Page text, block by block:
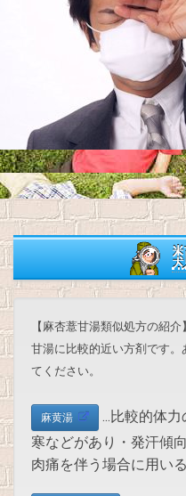
【麻杏薏甘湯類似処方の紹
甘湯に比較的近い方剤です
てください。
麻黄湯
…比較的体力
寒などがあり・発汗傾
肉痛を伴う場合に用い